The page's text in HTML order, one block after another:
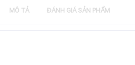
MÔ TẢ ĐÁNH GIÁ SẢN PHẨM